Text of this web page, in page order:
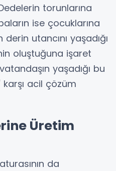
torunlarına
ise çocuklarına
utancını yaşadığı
oluştuğuna işaret
yaşadığı bu
karşı acil çözüm
Üretim
da